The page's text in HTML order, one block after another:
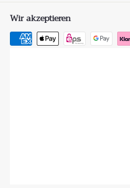
Wir akzeptieren